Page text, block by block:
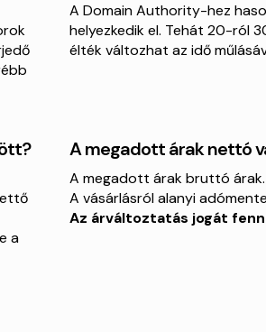
A Domain Authority-hez
helyezkedik el. Tehát 20-ról
élték változhat az idő
a
A megadott árak nettó
A megadott árak bruttó árak.
A vásárlásról alanyi
Az árváltoztatás jogát